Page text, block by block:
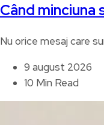
Când minciuna
Nu orice mesaj care
9 august 2026
10 Min Read